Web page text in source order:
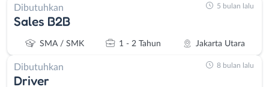
Dibutuhkan
Sales B2B
SMA / SMK 1 - 2 Tahun Jakarta Utara
5 bulan lalu
Dibutuhkan
Driver
8 bulan lalu